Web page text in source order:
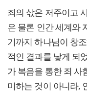
죄의 삯은 저주이고
은 물론 인간 세계와
기까지 하나님이 창
적인 결과를 낳게 되
가 복음을 통한 죄 사
미하는 것이 아니라,